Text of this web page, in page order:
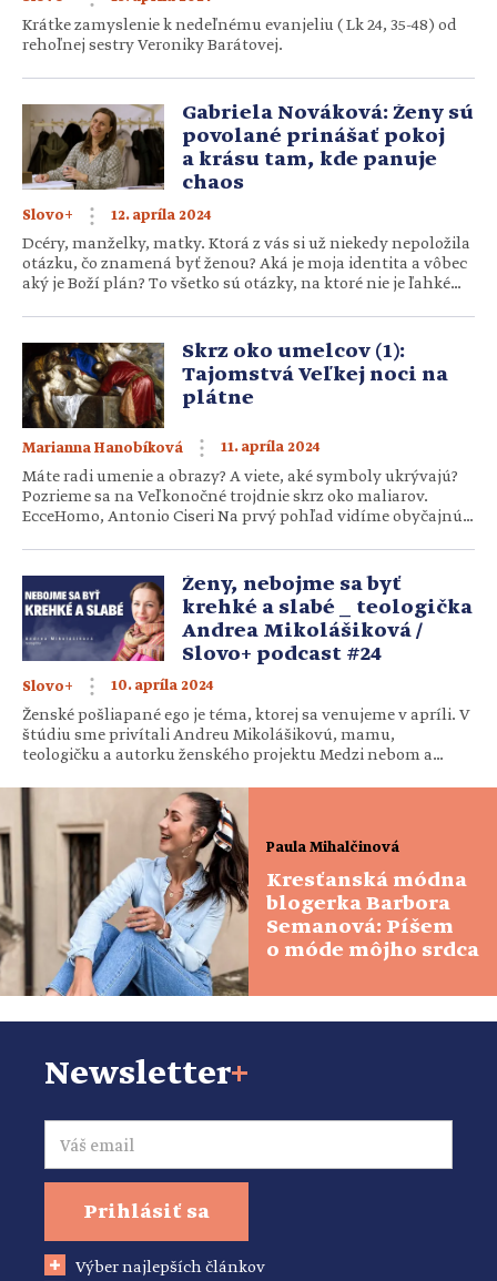
Krátke zamyslenie k nedeľnému evanjeliu ( Lk 24, 35-48) od
rehoľnej sestry Veroniky Barátovej.
Gabriela Nováková: Ženy sú
povolané prinášať pokoj
a krásu tam, kde panuje
chaos
Slovo+ 12. apríla 2024
Dcéry, manželky, matky. Ktorá z vás si už niekedy nepoložila
otázku, čo znamená byť ženou? Aká je moja identita a vôbec
aký je Boží plán? To všetko sú otázky, na ktoré nie je ľahké
Marana Tha konferenciu s názvom Krása ženy, ktorá ponúka
odpoveď aj na tieto otázky. S jednou z organizátoriek […]
Skrz oko umelcov (1):
Tajomstvá Veľkej noci na
plátne
Marianna Hanobíková 11. apríla 2024
Máte radi umenie a obrazy? A viete, aké symboly ukrývajú?
Pozrieme sa na Veľkonočné trojdnie skrz oko maliarov.
EcceHomo, Antonio Ciseri Na prvý pohľad vidíme obyčajnú
v Rímskej ríši. No keď sa pozrieme bližšie a pozornejšie,
uvidíme Ježiša Nazaretského, tak znelo jeho meno. Vidíme
tiež Piláta Pontského a jeho manželku, ktorá ho nedávno […]
Ženy, nebojme sa byť
krehké a slabé _ teologička
Andrea Mikolášiková /
Slovo+ podcast #24
Slovo+ 10. apríla 2024
Ženské pošliapané ego je téma, ktorej sa venujeme v apríli. V
štúdiu sme privítali Andreu Mikolášikovú, mamu,
teologičku a autorku ženského projektu Medzi nebom a
postupne zbavovať vrstiev, ktoré nám bránia vidieť to pravé
JA? O emóciách, strachoch, ale aj o osobnej ceste sa […]
Paula Mihalčinová
Kresťanská módna
blogerka Barbora
Semanová: Píšem
o móde môjho srdca
Newsletter+
Email
Prihlásiť sa
Výber najlepších článkov